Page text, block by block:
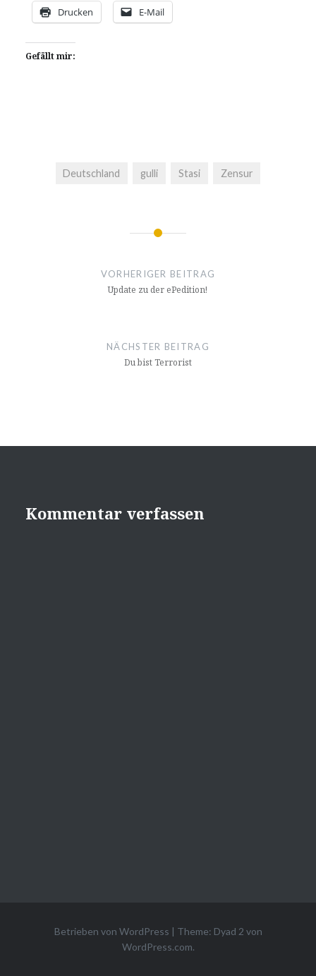
Drucken E-Mail
Gefällt mir:
Deutschland gulli Stasi Zensur
Beitragsnavigation
VORHERIGER BEITRAG
Update zu der ePedition!
NÄCHSTER BEITRAG
Du bist Terrorist
Kommentar verfassen
Betrieben von WordPress | Theme: Dyad 2 von
WordPress.com.